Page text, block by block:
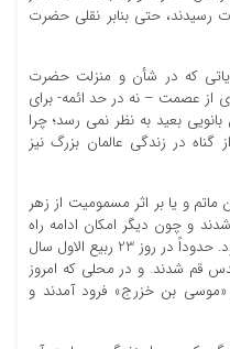
رسیدند، حتى بنابر نقلى حضرت
که در شأن و منزلت حضرت
از عصمت – نه در حد ائمه- برای
بعید به نظر نمی رسد؛ چرا
در زندگی عالمان بزرگ نیز
ماتم و یا بر اثر مسمومیت از زهر
و چون دیگر امکان ادامه راه
به طرف خراسان نبود، قصد شهر قم را نمود. حدوداً در روز 23 ربیع الاول سال
قم شدند. و در محلى که امروز
بن خزرج» فرود آمدند و